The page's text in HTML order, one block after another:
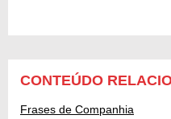
CONTEÚDO
Frases de Companhia